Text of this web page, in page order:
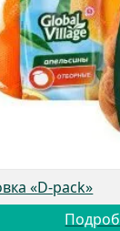
«D-pack»